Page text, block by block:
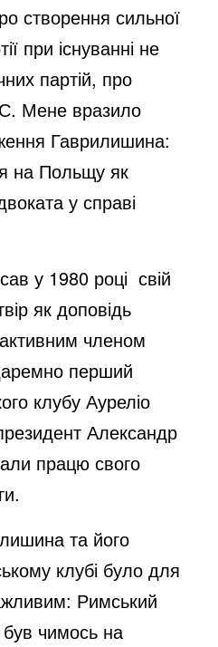
створення сильної
при існуванні не
партій, про
Мене вразило
Гаврилишина:
на Польщу як
у справі
у 1980 році свій
як доповідь
членом
перший
клубу Ауреліо
Александр
працю свого
та його
клубі було для
Римський
був чимось на